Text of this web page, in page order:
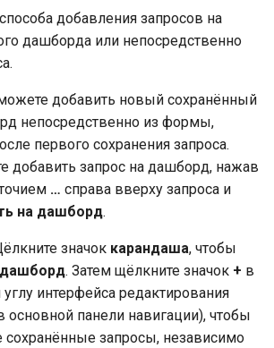
добавления запросов на
дашборда или непосредственно
добавить новый сохранённый
непосредственно из формы,
первого сохранения запроса.
добавить запрос на дашборд, нажав
… справа вверху запроса и
на дашборд.
значок карандаша, чтобы
дашборд. Затем щёлкните значок + в
интерфейса редактирования
основной панели навигации), чтобы
запросы, независимо